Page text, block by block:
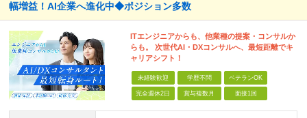
幅増益！AI企業へ進化中◆ポジション多数
ITエンジニアからも、他業種の提案・コンサルか
らも。 次世代AI・DXコンサルへ、最短距離でキ
ャリアシフト！
未経験歓迎 学歴不問 ベテランOK
完全週休2日 賞与複数月 面接1回